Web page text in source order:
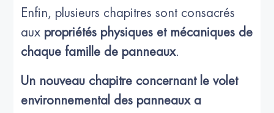
Enfin, plusieurs chapitres sont consacrés
aux propriétés physiques et mécaniques de
chaque famille de panneaux.
Un nouveau chapitre concernant le volet
environnemental des panneaux a